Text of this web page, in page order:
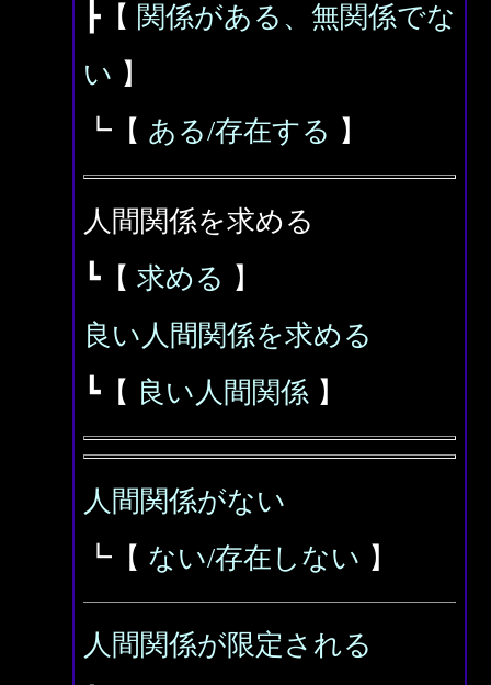
┣【 関係がある、無関係でな
い 】
┗【 ある/存在する 】
人間関係を求める
┗【 求める 】
良い人間関係を求める
┗【 良い人間関係 】
人間関係がない
┗【 ない/存在しない 】
人間関係が限定される